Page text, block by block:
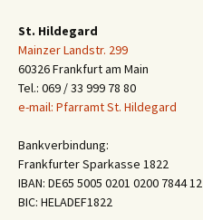
St. Hildegard
Mainzer Landstr. 299
60326 Frankfurt am Main
Tel.: 069 / 33 999 78 80
e-mail: Pfarramt St. Hildegard
Bankverbindung:
Frankfurter Sparkasse 1822
IBAN: DE65 5005 0201 0200 7844 12
BIC: HELADEF1822